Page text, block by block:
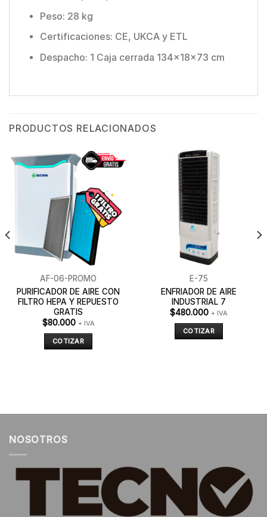
Peso: 28 kg
Certificaciones: CE, UKCA y ETL
Despacho: 1 Caja cerrada 134x18x73 cm
PRODUCTOS RELACIONADOS
AF-06-PROMO
PURIFICADOR DE AIRE CON
FILTRO HEPA Y REPUESTO
GRATIS
$80.000 + IVA
COTIZAR
E-75
ENFRIADOR DE AIRE
INDUSTRIAL 7
$480.000 + IVA
COTIZAR
NOSOTROS